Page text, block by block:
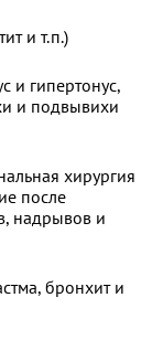
и т.п.)
и гипертонус,
и подвывихи
хирургия
после
надрывов и
бронхит и